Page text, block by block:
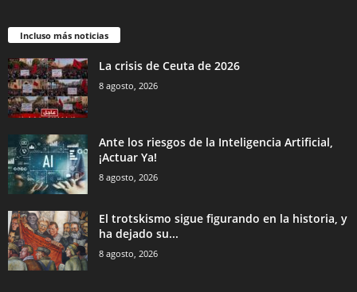
Incluso más noticias
La crisis de Ceuta de 2026
8 agosto, 2026
Ante los riesgos de la Inteligencia Artificial,
¡Actuar Ya!
8 agosto, 2026
El trotskismo sigue figurando en la historia, y
ha dejado su...
8 agosto, 2026